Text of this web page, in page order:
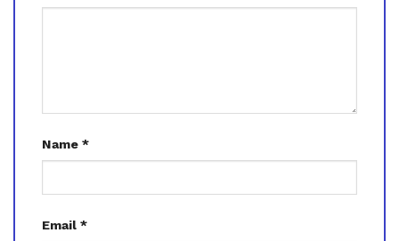
Name *
Email *